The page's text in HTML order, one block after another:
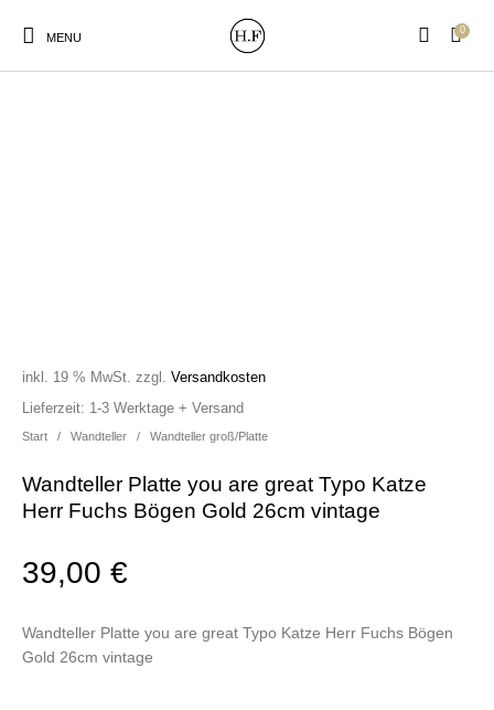
MENU
0
Poster&Notizbücher
für den Kopf
Start / Wandteller / Wandteller groß/Platte
Wandteller Platte you are great Typo Katze
Herr Fuchs Bögen Gold 26cm vintage
39,00€
inkl. 19 % MwSt. zzgl.Versandkosten
Wandteller Platte you are great Typo Katze Herr Fuchs Bögen
Gold 26cm vintage
Lieferzeit: 1-3 Werktage + Versand